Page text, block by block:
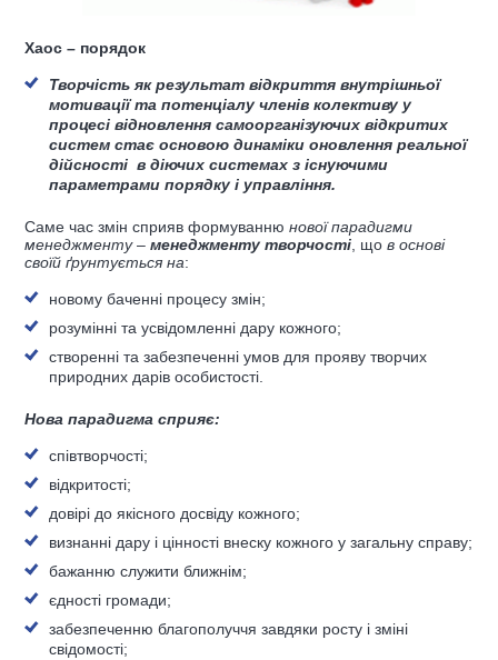
Хаос – порядок
Творчість як результат відкриття внутрішньої
мотивації та потенціалу членів колективу у
процесі відновлення самоорганізуючих відкритих
систем стає основою динаміки оновлення реальної
дійсності в діючих системах з існуючими
параметрами порядку і управління.
Саме час змін сприяв формуванню нової парадигми
менеджменту– менеджменту творчості , що в основі
своїй ґрунтується на:
новому баченні процесу змін;
розумінні та усвідомленні дару кожного;
створенні та забезпеченні умов для прояву творчих
природних дарів особистості.
Нова парадигма сприяє:
співтворчості;
відкритості;
довірі до якісного досвіду кожного;
визнанні дару і цінності внеску кожного у загальну справу;
бажанню служити ближнім;
єдності громади;
забезпеченню благополуччя завдяки росту і зміні
свідомості;